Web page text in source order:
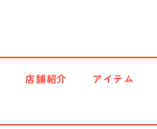
店舗紹介 アイテム